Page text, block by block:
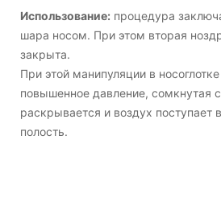
Использование: процедура
шара носом. При этом вторая
закрыта.
При этой манипуляции в
повышенное давление, сомкнутая
раскрывается и воздух поступает
полость.